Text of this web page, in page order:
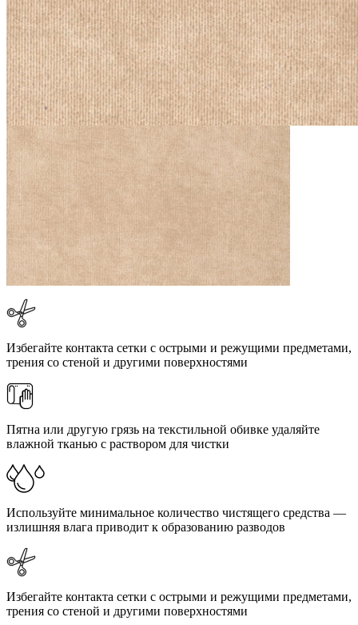
Избегайте контакта сетки с острыми и режущими предметами,
трения со стеной и другими поверхностями
Пятна или другую грязь на текстильной обивке удаляйте
влажной тканью с раствором для чистки
Используйте минимальное количество чистящего средства —
излишняя влага приводит к образованию разводов
Избегайте контакта сетки с острыми и режущими предметами,
трения со стеной и другими поверхностями